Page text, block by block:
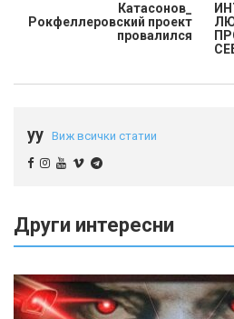
Катасонов_
Poкфeллepoвcкий пpoeкт
пpoвaлилcя
yy Виж всички статии
Други интересни